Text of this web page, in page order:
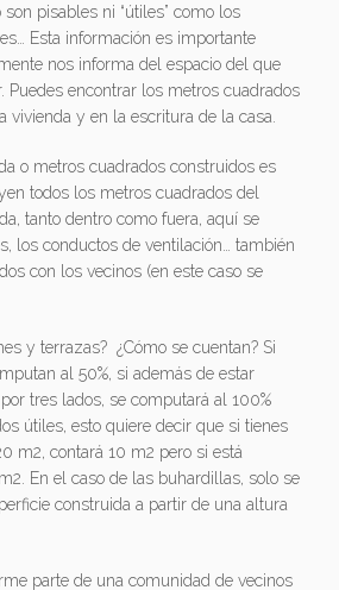
pisables ni “útiles” como los
Esta información es importante
nos informa del espacio del que
Puedes encontrar los metros cuadrados
vivienda y en la escritura de la casa.
o metros cuadrados construidos es
todos los metros cuadrados del
tanto dentro como fuera, aquí se
los conductos de ventilación… también
con los vecinos (en este caso se
y terrazas? ¿Cómo se cuentan? Si
al 50%, si además de estar
tres lados, se computará al 100%
útiles, esto quiere decir que si tienes
m2, contará 10 m2 pero si está
En el caso de las buhardillas, solo se
construida a partir de una altura
parte de una comunidad de vecinos